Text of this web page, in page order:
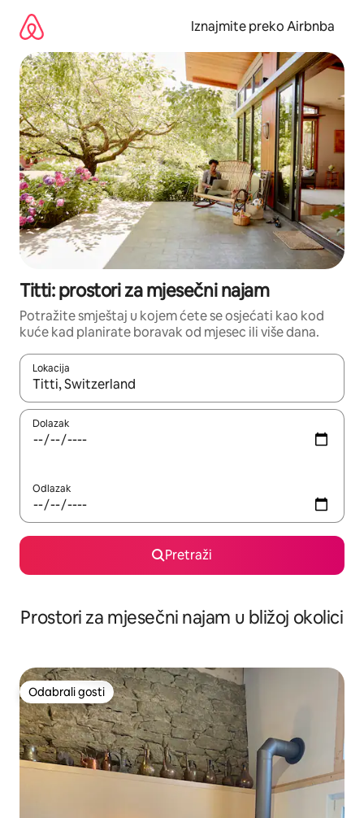
sadržaj
Iznajmite preko Airbnba
Titti: prostori za mjesečni najam
Potražite smještaj u kojem ćete se osjećati kao kod
kuće kad planirate boravak od mjesec ili više dana.
Lokacija
Kada budu dostupni rezultati, moći ćete ih pregledati
Dolazak
Odlazak
Pretraži
Prostori za mjesečni najam u bližoj okolici
Odabrali gosti
Odabrali gosti